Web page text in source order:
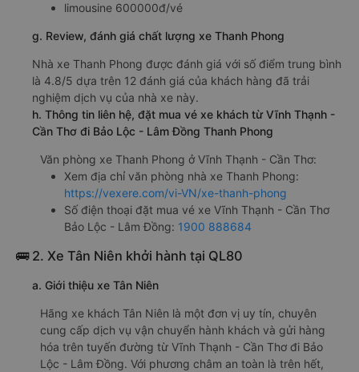
limousine 600000đ/vé
g. Review, đánh giá chất lượng xe Thanh Phong
Nhà xe Thanh Phong được đánh giá với số điểm trung bình
là 4.8/5 dựa trên 12 đánh giá của khách hàng đã trải
nghiệm dịch vụ của nhà xe này.
h. Thông tin liên hệ, đặt mua vé xe khách từ Vĩnh Thạnh -
Cần Thơ đi Bảo Lộc - Lâm Đồng Thanh Phong
Văn phòng xe Thanh Phong ở Vĩnh Thạnh - Cần Thơ:
Xem địa chỉ văn phòng nhà xe Thanh Phong:
https://vexere.com/vi-VN/xe-thanh-phong
Số điện thoại đặt mua vé xe Vĩnh Thạnh - Cần Thơ
Bảo Lộc - Lâm Đồng: 1900 888684
🚌 2. Xe Tân Niên khởi hành tại QL80
a. Giới thiệu xe Tân Niên
Hãng xe khách Tân Niên là một đơn vị uy tín, chuyên
cung cấp dịch vụ vận chuyển hành khách và gửi hàng
hóa trên tuyến đường từ Vĩnh Thạnh - Cần Thơ đi Bảo
Lộc - Lâm Đồng. Với phương châm an toàn là trên hết,